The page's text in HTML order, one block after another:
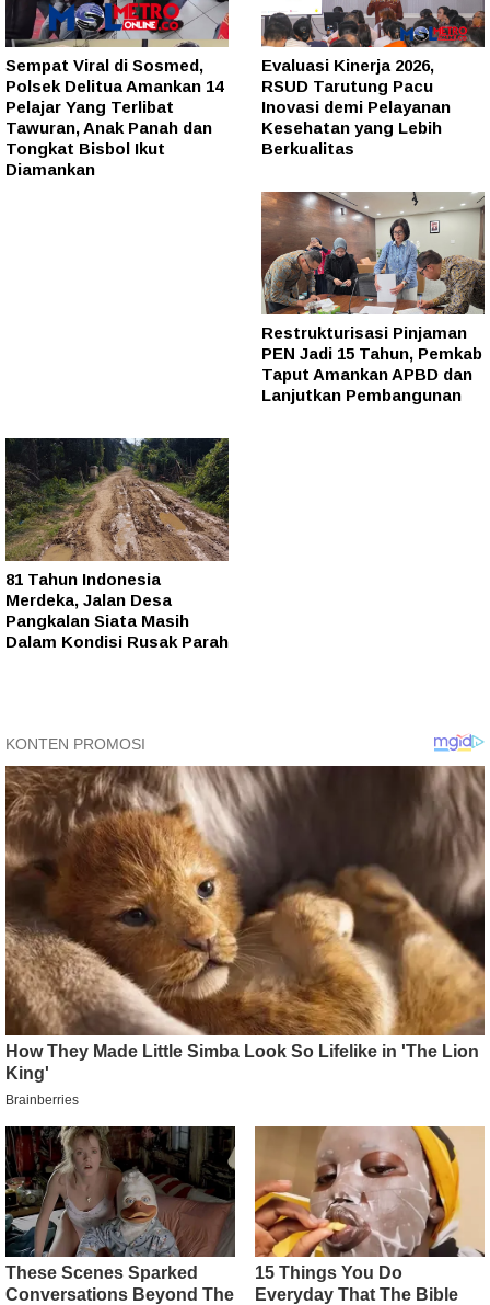
Sempat Viral di Sosmed,
Polsek Delitua Amankan 14
Pelajar Yang Terlibat
Tawuran, Anak Panah dan
Tongkat Bisbol Ikut
Diamankan
Evaluasi Kinerja 2026,
RSUD Tarutung Pacu
Inovasi demi Pelayanan
Kesehatan yang Lebih
Berkualitas
Restrukturisasi Pinjaman
PEN Jadi 15 Tahun, Pemkab
Taput Amankan APBD dan
Lanjutkan Pembangunan
81 Tahun Indonesia
Merdeka, Jalan Desa
Pangkalan Siata Masih
Dalam Kondisi Rusak Parah